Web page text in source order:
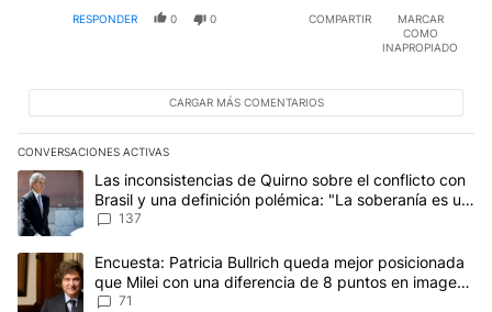
RESPONDER 0 0 COMPARTIR
MARCAR
COMO
INAPROPIADO
CARGAR MÁS COMENTARIOS
CONVERSACIONES ACTIVAS
Este listado muestra los artículos con más comentarios en los
Un artículo de tendencia con el título "Las inconsistencias de
Las inconsistencias de Quirno sobre el conflicto con
Brasil y una definición polémica: "La soberanía es un
concepto antiguo"
137
Un artículo de tendencia con el título "Encuesta: Patricia
Encuesta: Patricia Bullrich queda mejor posicionada
que Milei con una diferencia de 8 puntos en imagen
negativa
71